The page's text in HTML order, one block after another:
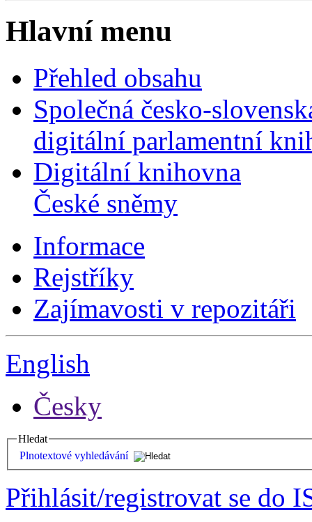
Hlavní menu
Přehled obsahu
Společná česko-
digitální parlamentní
Digitální knihovna
České sněmy
Informace
Rejstříky
Zajímavosti v repozitáři
English
Česky
Hledat
Plnotextové vyhledávání
Přihlásit/registrovat se do